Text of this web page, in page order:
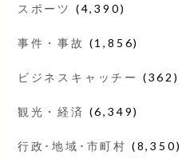
スポーツ (4,390)
事件・事故 (1,856)
ビジネスキャッチー (362)
観光・経済 (6,349)
行政･地域･市町村 (8,350)